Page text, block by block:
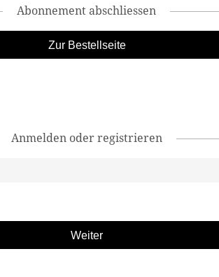
Abonnement abschliessen
Zur Bestellseite
Anmelden oder registrieren